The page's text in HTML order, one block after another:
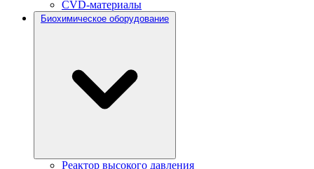
CVD-материалы
Биохимическое оборудование
Реактор высокого давления